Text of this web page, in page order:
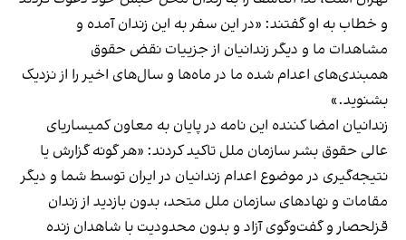
و خطاب به او گفتند: «در این سفر به این زندان آمده و
مشاهدات ما و دیگر زندانیان از جزییات نقض حقوق
همبندی‌های اعدام شده‌ ما در ماه‌ها و سال‌های اخیر را از نزدیک
بشنوید.»
زندانیان امضا کننده این نامه در پایان به معاون کمیساریای
عالی حقوق بشر سازمان ملل تاکید کردند: «هر گونه گزارش یا
نتیجه‌گیری در موضوع اعدام زندانیان در ایران توسط شما و دیگر
مقامات و نهادهای سازمان ملل متحد، بدون بازدید از زندان
قزلحصار و گفت‌وگوی آزاد و بدون محدودیت با شاهدان زنده